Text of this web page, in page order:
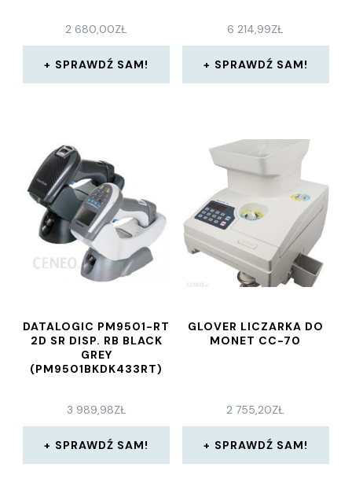
2 680,00ZŁ
SPRAWDŹ SAM!
6 214,99ZŁ
SPRAWDŹ SAM!
DATALOGIC PM9501-RT
2D SR DISP. RB BLACK
GREY
(PM9501BKDK433RT)
3 989,98ZŁ
SPRAWDŹ SAM!
GLOVER LICZARKA DO
MONET CC-70
2 755,20ZŁ
SPRAWDŹ SAM!